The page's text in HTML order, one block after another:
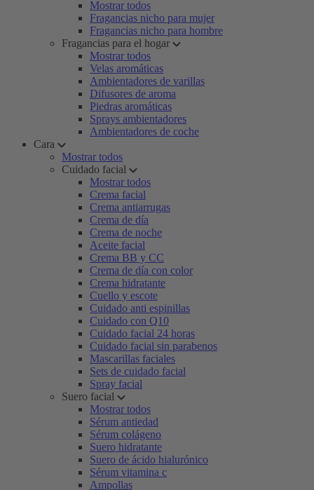
Mostrar todos
Fragancias nicho para mujer
Fragancias nicho para hombre
Fragancias para el hogar
Mostrar todos
Velas aromáticas
Ambientadores de varillas
Difusores de aroma
Piedras aromáticas
Sprays ambientadores
Ambientadores de coche
Cara
Mostrar todos
Cuidado facial
Mostrar todos
Crema facial
Crema antiarrugas
Crema de día
Crema de noche
Aceite facial
Crema BB y CC
Crema de día con color
Crema hidratante
Cuello y escote
Cuidado anti espinillas
Cuidado con Q10
Cuidado facial 24 horas
Cuidado facial sin parabenos
Mascarillas faciales
Sets de cuidado facial
Spray facial
Suero facial
Mostrar todos
Sérum antiedad
Sérum colágeno
Suero hidratante
Suero de ácido hialurónico
Sérum vitamina c
Ampollas